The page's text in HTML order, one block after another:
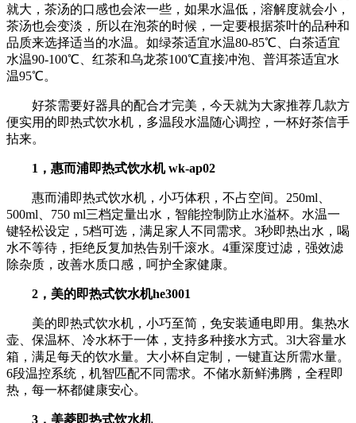
就大，茶汤的口感也会浓一些，如果水温低，溶解度就会小，
茶汤也会变淡，所以在泡茶的时候，一定要根据茶叶的品种和
品质来选择适当的水温。如绿茶适宜水温80-85℃、白茶适宜
水温90-100℃、红茶和乌龙茶100℃直接冲泡、普洱茶适宜水
温95℃。
好茶需要好器具的配合才完美，今天就为大家推荐几款方
便实用的即热式饮水机，多温段水温随心调控，一杯好茶信手
拈来。
1，惠而浦即热式饮水机 wk-ap02
惠而浦即热式饮水机，小巧体积，不占空间。250ml、
500ml、750 ml三档定量出水，智能控制防止水溢杯。水温一
键轻松设定，5档可选，满足家人不同需求。3秒即热出水，喝
水不等待，拒绝反复加热告别千滚水。4重深度过滤，强效滤
除杂质，改善水质口感，呵护全家健康。
2，美的即热式饮水机he3001
美的即热式饮水机，小巧至简，免安装通电即用。集热水
壶、保温杯、冷水杯于一体，支持多种接水方式。3l大容量水
箱，满足每天的饮水量。大小杯自定制，一键直达所需水量。
6段温控系统，机智匹配不同需求。不储水新鲜沸腾，全程即
热，每一杯都健康安心。
3，美菱即热式饮水机